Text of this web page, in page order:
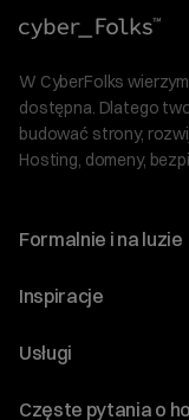
W CyberFolks
dostępna. Dlatego
budować strony,
Hosting, domeny,
Formalnie i na luzie
O nas
Program Korzyści dla
Regulaminy i
Inspiracje
Blog
Usługi
Domeny
Częste pytania o